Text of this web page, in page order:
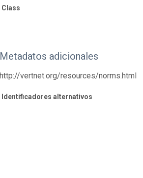
Class
Metadatos adicionales
http://vertnet.org/resources/norms.html
Identificadores alternativos